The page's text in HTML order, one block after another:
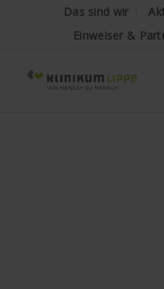
Das sind wir
Einweiser &